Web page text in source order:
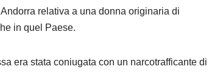
relativa a una donna originaria di
in quel Paese.
era stata coniugata con un narcotrafficante di